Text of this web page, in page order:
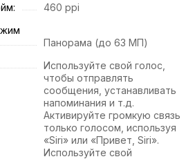
460 ppi
Панорама (до 63 МП)
Используйте свой голос,
чтобы отправлять
сообщения, устанавливать
напоминания и т.д.
Активируйте громкую связь
только голосом, используя
«Siri» или «Привет, Siri».
Используйте свой